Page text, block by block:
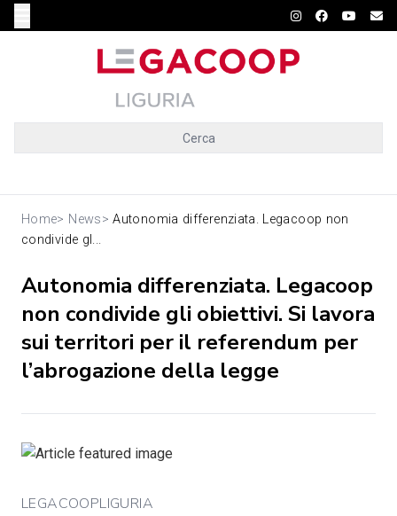
Cerca
Home> News> Autonomia differenziata. Legacoop non
condivide gl...
Autonomia differenziata. Legacoop
non condivide gli obiettivi. Si lavora
sui territori per il referendum per
l’abrogazione della legge
LEGACOOPLIGURIA